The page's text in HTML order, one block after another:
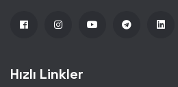
Hızlı Linkler